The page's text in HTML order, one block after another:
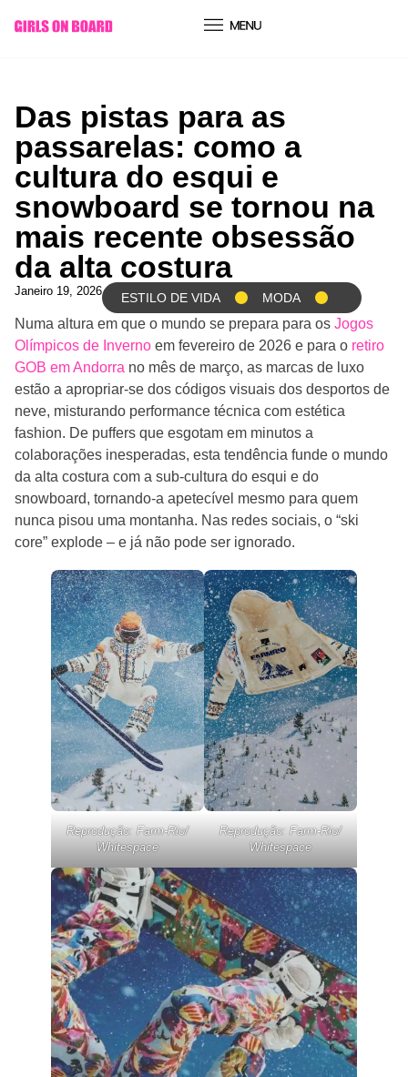
conteúdo
Das pistas para as
passarelas: como a
cultura do esqui e
snowboard se tornou na
mais recente obsessão
da alta costura
Janeiro 19, 2026 ESTILO DE VIDA MODA
Numa altura em que o mundo se prepara para os Jogos
Olímpicos de Inverno em fevereiro de 2026 e para o retiro
GOB em Andorra no mês de março, as marcas de luxo
estão a apropriar-se dos códigos visuais dos desportos de
neve, misturando performance técnica com estética
fashion. De puffers que esgotam em minutos a
colaborações inesperadas, esta tendência funde o mundo
da alta costura com a sub-cultura do esqui e do
snowboard, tornando-a apetecível mesmo para quem
nunca pisou uma montanha. Nas redes sociais, o “ski
core” explode – e já não pode ser ignorado.
Reprodução: Farm-Rio/
Whitespace
Reprodução: Farm-Rio/
Whitespace